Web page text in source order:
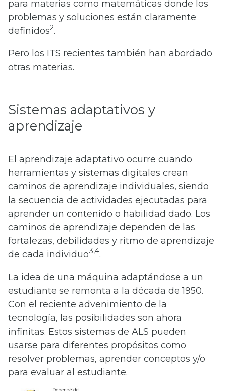
para materias como matemáticas donde los
problemas y soluciones están claramente
definidos2.
Pero los ITS recientes también han abordado
otras materias.
Sistemas adaptativos y
aprendizaje
El aprendizaje adaptativo ocurre cuando
herramientas y sistemas digitales crean
caminos de aprendizaje individuales, siendo
la secuencia de actividades ejecutadas para
aprender un contenido o habilidad dado. Los
caminos de aprendizaje dependen de las
fortalezas, debilidades y ritmo de aprendizaje
de cada individuo3,4.
La idea de una máquina adaptándose a un
estudiante se remonta a la década de 1950.
Con el reciente advenimiento de la
tecnología, las posibilidades son ahora
infinitas. Estos sistemas de ALS pueden
usarse para diferentes propósitos como
resolver problemas, aprender conceptos y/o
para evaluar al estudiante.